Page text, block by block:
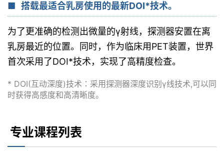
搭载最适合乳房使用的最新DOI*技术。
为了更准确的检测出微量的γ射线，探测器安置在离
乳房最近的位置。同时，作为临床用PET装置，世界
首次采用了DOI*技术，实现了高精度检查。
* DOI(互动深度)技术：采用探测器深度识别γ线技术,可以同
时获得高感度和高清晰度。
专业课程列表